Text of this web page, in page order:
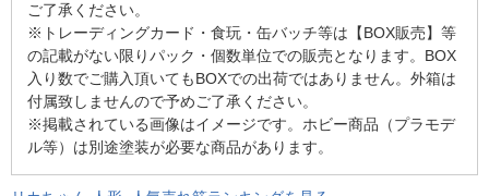
ご了承ください。
※トレーディングカード・食玩・缶バッチ等は【BOX販売】等
の記載がない限りパック・個数単位での販売となります。BOX
入り数でご購入頂いてもBOXでの出荷ではありません。外箱は
付属致しませんので予めご了承ください。
※掲載されている画像はイメージです。ホビー商品（プラモデ
ル等）は別途塗装が必要な商品があります。